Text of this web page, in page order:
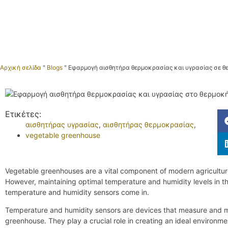
Αρχική σελίδα " Blogs " Εφαρμογή αισθητήρα θερμοκρασίας και υγρασίας σε
Ετικέτες:
αισθητήρας υγρασίας, αισθητήρας θερμοκρασίας,
vegetable greenhouse
Vegetable greenhouses are a vital component of modern
However, maintaining optimal temperature and humidity levels in
temperature and humidity sensors come in.
Temperature and humidity sensors are devices that measure and
greenhouse. They play a crucial role in creating an ideal